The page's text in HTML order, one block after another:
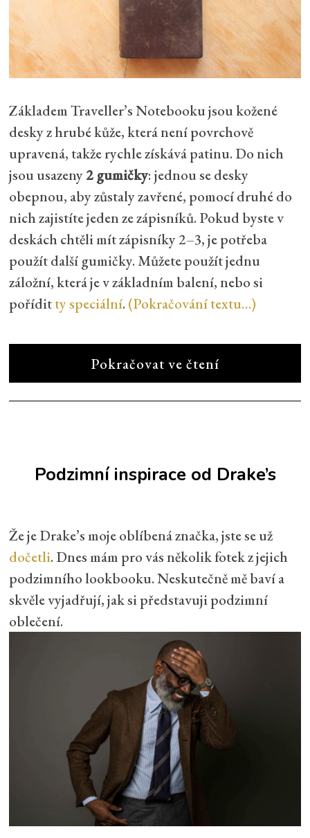
Základem Traveller’s Notebooku jsou kožené
desky z hrubé kůže, která není povrchově
upravená, takže rychle získává patinu. Do nich
jsou usazeny2 gumičky: jednou se desky
obepnou, aby zůstaly zavřené, pomocí druhé do
nich zajistíte jeden ze zápisníků. Pokud byste v
deskách chtěli mít zápisníky 2–3, je potřeba
použít další gumičky. Můžete použít jednu
záložní, která je v základním balení, nebo si
poříditty speciální. (Pokračování textu…)
Pokračovat ve čtení
Podzimní inspirace od Drake’s
Že je Drake’s moje oblíbená značka, jste se už
dočetli. Dnes mám pro vás několik fotek z jejich
podzimního lookbooku. Neskutečně mě baví a
skvěle vyjadřují, jak si představuji podzimní
oblečení.